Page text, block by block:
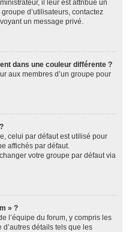
il leur est attribué un
d’utilisateurs, contactez
un message privé.
dans une couleur différente ?
aux membres d’un groupe pour
celui par défaut est utilisé pour
affichés par défaut.
votre groupe par défaut via
» ?
l’équipe du forum, y compris les
détails tels que les